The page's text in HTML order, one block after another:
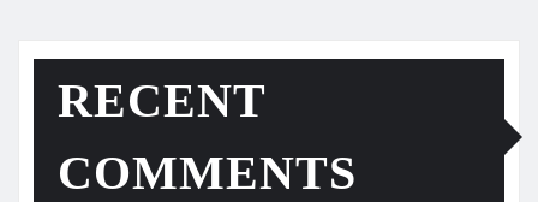
RECENT
COMMENTS